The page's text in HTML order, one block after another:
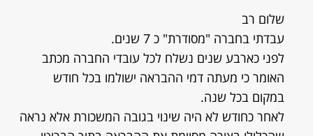
שלום רב
עבדתי בחברה "מסודרת" כ 7 שנים.
לפני כארבע שנים נשלח לכל עובדי החברה מכתב
האומר כי מעתה דמי ההבראה ישולמו בכל חודש
במקום בכל שנה.
לאחר כחודש לא היה שינוי בגובה המשכורת אלא נראה